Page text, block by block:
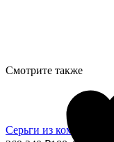
Серьги из
Смотрите также